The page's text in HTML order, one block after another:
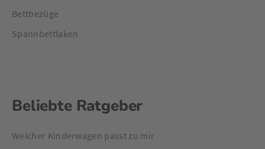
Bettbezüge
Spannbettlaken
Beliebte Ratgeber
Welcher Kinderwagen passt zu mir